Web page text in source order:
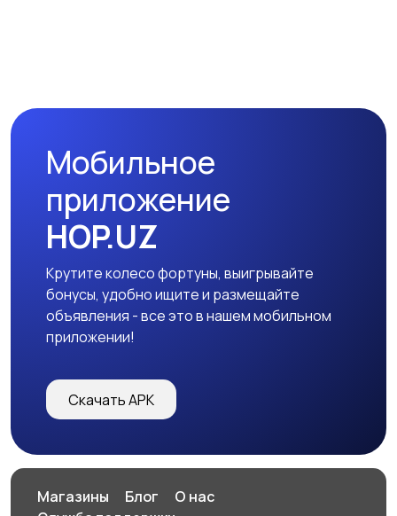
Мобильное
приложение
HOP.UZ
Крутите колесо фортуны, выигрывайте
бонусы, удобно ищите и размещайте
объявления - все это в нашем мобильном
приложении!
Скачать APK
Магазины Блог
О нас